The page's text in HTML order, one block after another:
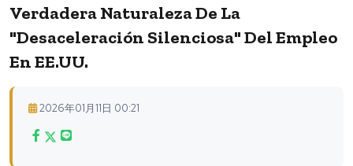
Verdadera Naturaleza De La
"desaceleración Silenciosa" Del Empleo
En EE.UU.
2026年01月11日 00:21